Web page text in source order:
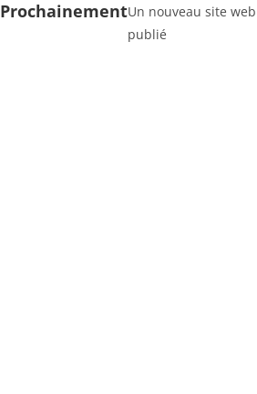
ProchainementUn nouveau site
publié